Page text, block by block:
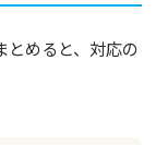
とめると、対応の